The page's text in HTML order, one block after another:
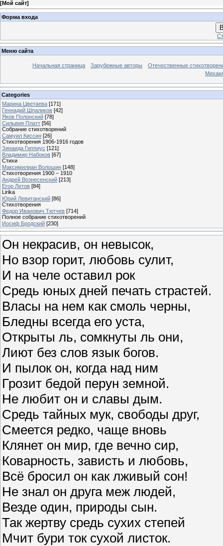
[Мой сайт]
Форма входа
Меню сайта
Начальная страница Зарубежные авторы
Отечественные
Categories
Марина Цветаева [171]
Геннадий Шпаликов [42]
Яков Полонский [78]
Сильвия Платт [56]
Собрание стихотворений
Самуил Киссин [26]
Стихотворения 1906-1916 годов
Зинаида Гиппиус [121]
Владимир Набоков [67]
Стихи
Максимилиан Волошин [148]
Стихотворения 1900 – 1910
Андрей Вознесенский [213]
Егор Летов [84]
Lirika
Юрий Левитанский [86]
Стихотворения
Федор Иванович Тютчев [714]
Полное собрание стихотворений
Иосиф Бродский [230]
Он некрасив, он невысок,
Но взор горит, любовь сулит,
И на челе оставил рок
Средь юных дней печать страстей.
Власы на нем как смоль черны,
Бледны всегда его уста,
Открыты ль, сомкнуты ль они,
Лиют без слов язык богов.
И пылок он, когда над ним
Грозит бедой перун земной.
Не любит он и славы дым.
Средь тайных мук, свободы друг,
Смеется редко, чаще вновь
Клянет он мир, где вечно сир,
Коварность, зависть и любовь,
Всё бросил он как лживый сон!
Не знал он друга меж людей,
Везде один, природы сын.
Так жертву средь сухих степей
Мчит бури ток сухой листок.